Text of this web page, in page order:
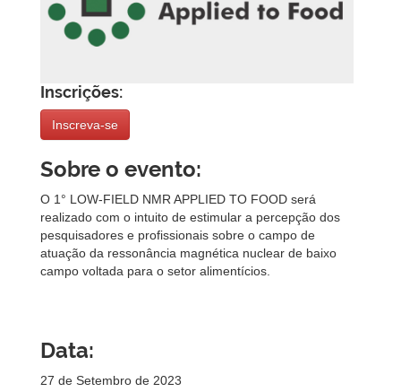
Inscrições:
Inscreva-se
Sobre o evento:
O 1° LOW-FIELD NMR APPLIED TO FOOD será
realizado com o intuito de estimular a percepção dos
pesquisadores e profissionais sobre o campo de
atuação da ressonância magnética nuclear de baixo
campo voltada para o setor alimentícios.
Data:
27 de Setembro de 2023